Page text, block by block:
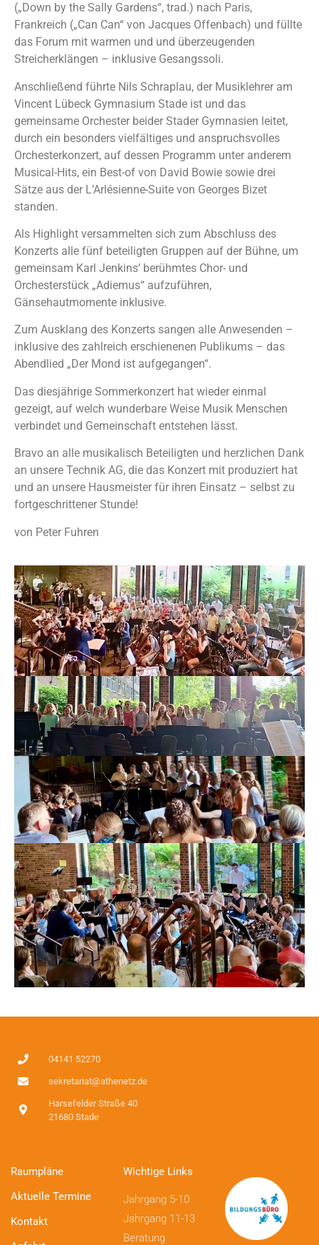
(„Down by the Sally Gardens“, trad.) nach Paris,
Frankreich („Can Can“ von Jacques Offenbach) und füllte
das Forum mit warmen und und überzeugenden
Streicherklängen – inklusive Gesangssoli.
Anschließend führte Nils Schraplau, der Musiklehrer am
Vincent Lübeck Gymnasium Stade ist und das
gemeinsame Orchester beider Stader Gymnasien leitet,
durch ein besonders vielfältiges und anspruchsvolles
Orchesterkonzert, auf dessen Programm unter anderem
Musical-Hits, ein Best-of von David Bowie sowie drei
Sätze aus der L’Arlésienne-Suite von Georges Bizet
standen.
Als Highlight versammelten sich zum Abschluss des
Konzerts alle fünf beteiligten Gruppen auf der Bühne, um
gemeinsam Karl Jenkins’ berühmtes Chor- und
Orchesterstück „Adiemus“ aufzuführen,
Gänsehautmomente inklusive.
Zum Ausklang des Konzerts sangen alle Anwesenden –
inklusive des zahlreich erschienenen Publikums – das
Abendlied „Der Mond ist aufgegangen“.
Das diesjährige Sommerkonzert hat wieder einmal
gezeigt, auf welch wunderbare Weise Musik Menschen
verbindet und Gemeinschaft entstehen lässt.
Bravo an alle musikalisch Beteiligten und herzlichen Dank
an unsere Technik AG, die das Konzert mit produziert hat
und an unsere Hausmeister für ihren Einsatz – selbst zu
fortgeschrittener Stunde!
von Peter Fuhren
04141 52270
sekretariat@athenetz.de
Harsefelder Straße 40
21680 Stade
Raumpläne
Aktuelle Termine
Kontakt
Wichtige Links
Jahrgang 5-10
Jahrgang 11-13
Beratung